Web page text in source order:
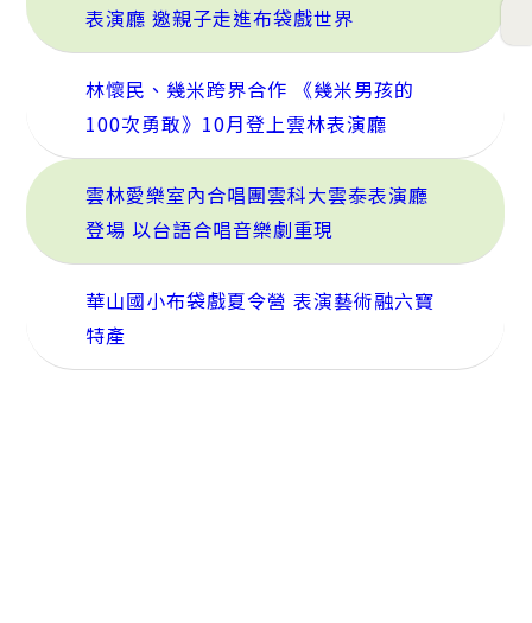
表演廳 邀親子走進布袋戲世界
林懷民、幾米跨界合作 《幾米男孩的
100次勇敢》10月登上雲林表演廳
雲林愛樂室內合唱團雲科大雲泰表演廳
登場 以台語合唱音樂劇重現
華山國小布袋戲夏令營 表演藝術融六寶
特產